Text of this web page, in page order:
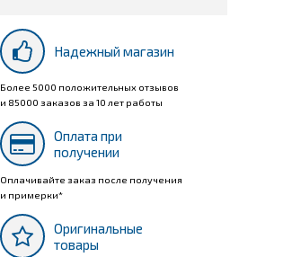
Надежный магазин
Более 5000 положительных отзывов
и 85000 заказов за 10 лет работы
Оплата при
получении
Оплачивайте заказ после получения
и примерки*
Оригинальные
товары